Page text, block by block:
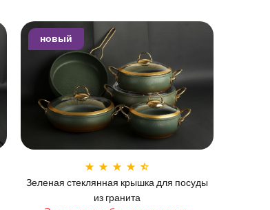
новый
Зеленая стеклянная крышка для посуды
из гранита